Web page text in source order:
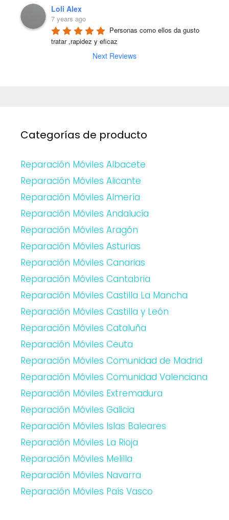
Loli Alex
7 years ago
Personas como ellos da gusto
tratar ,rapidez y eficaz
Next Reviews
Categorías de producto
Reparación Móviles Albacete
Reparación Móviles Alicante
Reparación Móviles Almería
Reparación Móviles Andalucía
Reparación Móviles Aragón
Reparación Móviles Asturias
Reparación Móviles Canarias
Reparación Móviles Cantabria
Reparación Móviles Castilla La Mancha
Reparación Móviles Castilla y León
Reparación Móviles Cataluña
Reparación Móviles Ceuta
Reparación Móviles Comunidad de Madrid
Reparación Móviles Comunidad Valenciana
Reparación Móviles Extremadura
Reparación Móviles Galicia
Reparación Móviles Islas Baleares
Reparación Móviles La Rioja
Reparación Móviles Melilla
Reparación Móviles Navarra
Reparación Móviles País Vasco